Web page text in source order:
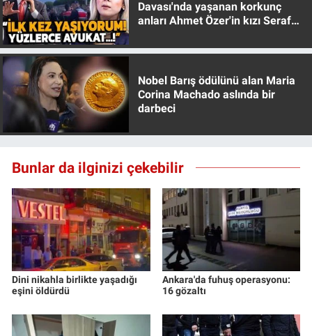
Davası'nda yaşanan korkunç
anları Ahmet Özer'in kızı Seraf
Nobel Barış ödülünü alan Maria
Corina Machado aslında bir
darbeci
Bunlar da ilginizi çekebilir
Dini nikahla birlikte yaşadığı
eşini öldürdü
Ankara'da fuhuş operasyonu:
16 gözaltı
Yerel Yaşam
Canlı Yayın